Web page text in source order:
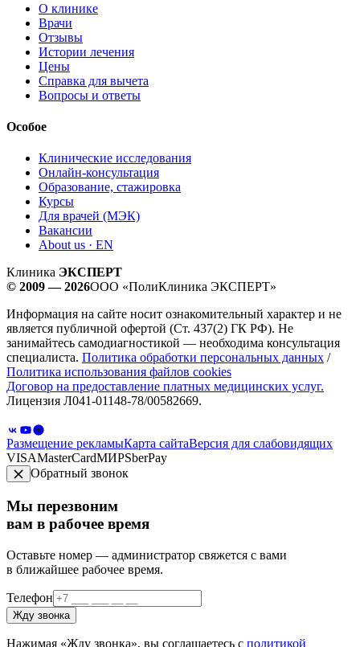
О клинике
Врачи
Отзывы
Истории лечения
Цены
Справка для вычета
Вопросы и ответы
Особое
Клинические исследования
Онлайн-консультация
Образование, стажировка
Курсы
Для врачей (МЭК)
Вакансии
About us · EN
Клиника ЭКСПЕРТ
© 2009 — 2026ООО «ПолиКлиника ЭКСПЕРТ»
Информация на сайте носит ознакомительный характер и не
является публичной офертой (Ст. 437(2) ГК РФ). Не
занимайтесь самодиагностикой — необходима консультация
специалиста. Политика обработки персональных данных /
Политика использования файлов cookies
Договор на предоставление платных медицинских услуг.
Лицензия Л041-01148-78/00582669.
Размещение рекламыКарта сайтаВерсия для слабовидящих
VISAMasterCardМИРSberPay
Обратный звонок
Мы перезвоним
вам в рабочее время
Оставьте номер — администратор свяжется с вами
в ближайшее рабочее время.
Телефон
Жду звонка
Нажимая «Жду звонка», вы соглашаетесь с политикой